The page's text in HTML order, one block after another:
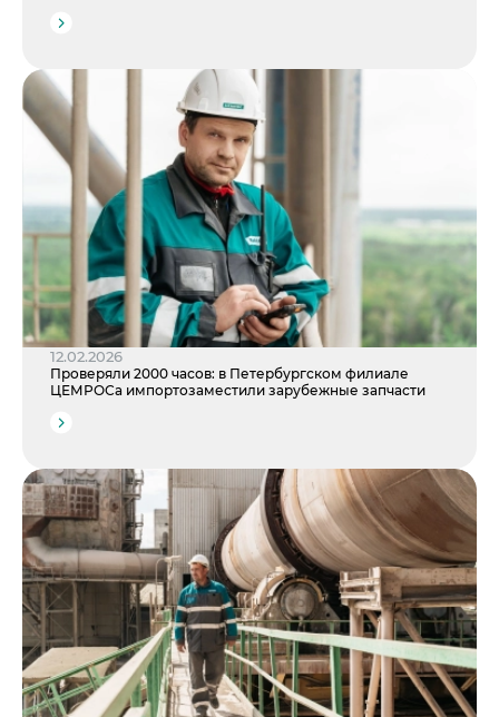
12.02.2026
Проверяли 2000 часов: в Петербургском филиале
ЦЕМРОСа импортозаместили зарубежные запчасти